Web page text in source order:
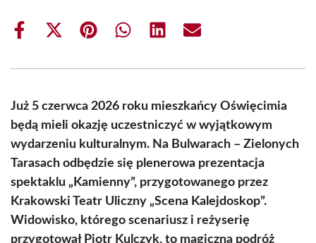
Share
Share
(Twitter)
Share Share Share Share
Już 5 czerwca 2026 roku mieszkańcy Oświęcimia
będą mieli okazję uczestniczyć w wyjątkowym
wydarzeniu kulturalnym. Na Bulwarach – Zielonych
Tarasach odbędzie się plenerowa prezentacja
spektaklu „Kamienny”, przygotowanego przez
Krakowski Teatr Uliczny „Scena Kalejdoskop”.
Widowisko, którego scenariusz i reżyserię
przygotował Piotr Kulczyk, to magiczna podróż